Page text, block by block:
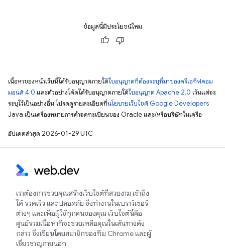
ข้อมูลนี้มีประโยชน์ไหม
เนื้อหาของหน้าเว็บนี้ได้รับอนุญาตภายใต้ใบอนุญาตที่ต้องระบุที่มาของครีเอทีฟคอม
มอนส์ 4.0 และตัวอย่างโค้ดได้รับอนุญาตภายใต้ใบอนุญาต Apache 2.0 เว้นแต่จะ
ระบุไว้เป็นอย่างอื่น โปรดดูรายละเอียดที่นโยบายเว็บไซต์ Google Developers
Java เป็นเครื่องหมายการค้าจดทะเบียนของ Oracle และ/หรือบริษัทในเครือ
อัปเดตล่าสุด 2026-01-29 UTC
เราต้องการช่วยคุณสร้างเว็บไซต์ที่สวยงาม เข้าถึง
ได้ รวดเร็ว และปลอดภัย ซึ่งทำงานในเบราว์เซอร์
ต่างๆ และเพื่อผู้ใช้ทุกคนของคุณ เว็บไซต์นี้คือ
ศูนย์รวมเนื้อหาที่จะช่วยเหลือคุณในเส้นทางดัง
กล่าว ซึ่งเขียนโดยสมาชิกของทีม Chrome และผู้
เชี่ยวชาญภายนอก